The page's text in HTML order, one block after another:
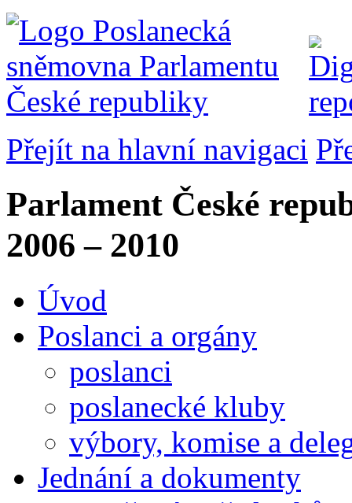
Přejít na hlavní navigaci
Parlament České
2006 – 2010
Úvod
Poslanci a orgány
poslanci
poslanecké kluby
výbory, komise a
Jednání a dokumenty